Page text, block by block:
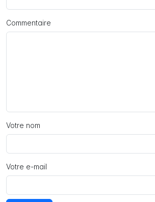
Commentaire
Votre nom
Votre e-mail